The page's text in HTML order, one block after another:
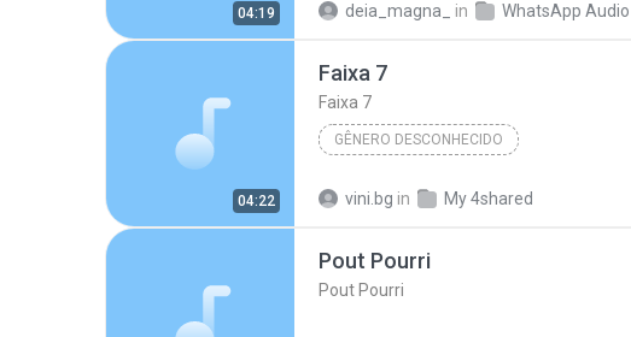
04:19 deia_magna_ in WhatsApp Audio
04:22
Faixa 7
Faixa 7
GÊNERO DESCONHECIDO
vini.bg in My 4shared
Pout Pourri
Pout Pourri